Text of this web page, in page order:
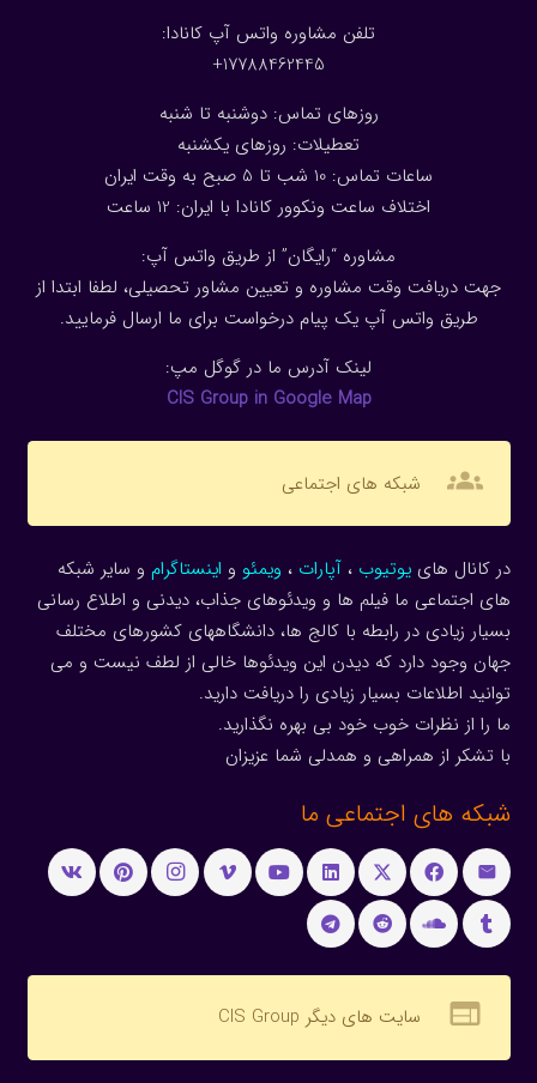
تلفن مشاوره واتس آپ کانادا:
17788462445+
روزهای تماس: دوشنبه تا شنبه
تعطیلات: روزهای یکشنبه
ساعات تماس: 10 شب تا 5 صبح به وقت ایران
اختلاف ساعت ونکوور کانادا با ایران: 1 2 ساعت
مشاوره “رایگان” از طریق واتس آپ:
جهت دریافت وقت مشاوره و تعیین مشاور تحصیلی، لطفا ابتدا از
طریق واتس آپ یک پیام درخواست برای ما ارسال فرمایید.
لینک آدرس ما در گوگل مپ:
CIS Group in Google Map
groups شبکه های اجتماعی
در کانال هاییوتیوب ، آپارات ، ویمئو و اینستاگرام و سایر شبکه
های اجتماعی ما فیلم ها و ویدئوهای جذاب، دیدنی و اطلاع رسانی
بسیار زیادی در رابطه با کالج ها، دانشگاههای کشورهای مختلف
جهان وجود دارد که دیدن این ویدئوها خالی از لطف نیست و می
توانید اطلاعات بسیار زیادی را دریافت دارید.
ما را از نظرات خوب خود بی بهره نگذارید.
با تشکر از همراهی و همدلی شما عزیزان
شبکه های اجتماعی ما
web سایت های دیگر CIS Group